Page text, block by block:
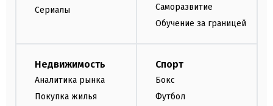
Сериалы
Саморазвитие
Обучение за границей
Недвижимость
Аналитика рынка
Покупка жилья
Спорт
Бокс
Футбол